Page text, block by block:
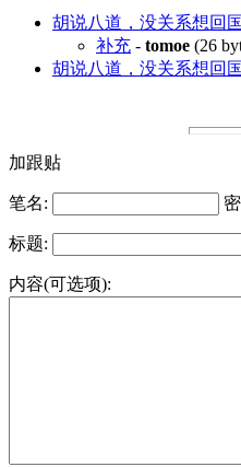
胡说八道，没关系想回
补充 - tomoe (26
胡说八道，没关系想回
加跟贴
笔名:
标题:
内容(可选项):